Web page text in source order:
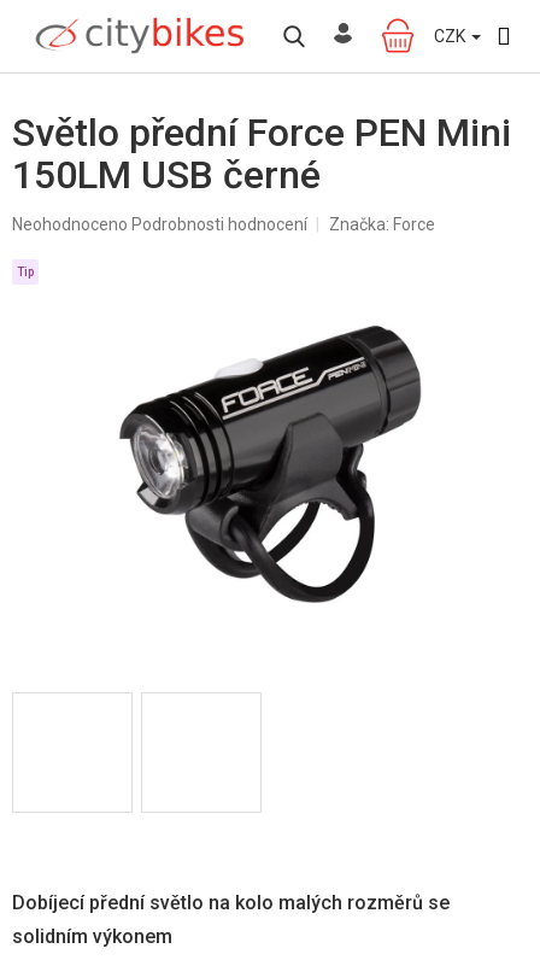
obsah
NÁKUPNÍ
KOŠÍK
CZK
Světlo přední Force PEN Mini
150LM USB černé
Průměrné
produktu
Neohodnoceno Podrobnosti hodnocení Značka: Force
Tip
Dobíjecí přední světlo na kolo malých rozměrů se
solidním výkonem